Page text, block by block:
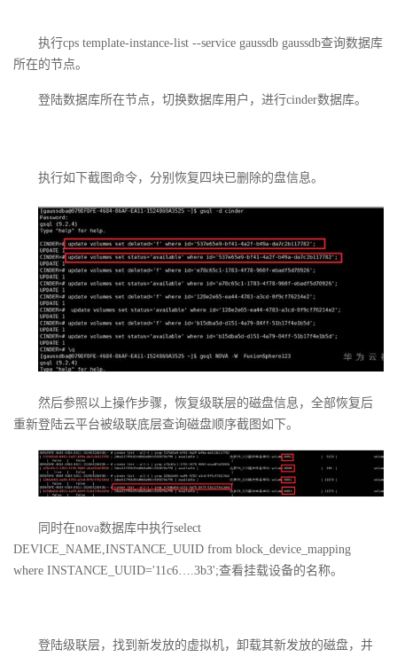
验
收
藏
议
执行cps template-instance-list --service gaussdb gaussdb查询数据库
所在的节点。
登陆数据库所在节点，切换数据库用户，进行cinder数据库。
执行如下截图命令，分别恢复四块已删除的盘信息。
然后参照以上操作步骤，恢复级联层的磁盘信息，全部恢复后
重新登陆云平台被级联底层查询磁盘顺序截图如下。
同时在nova数据库中执行select
DEVICE_NAME,INSTANCE_UUID from block_device_mapping
where INSTANCE_UUID='11c6….3b3';查看挂载设备的名称。
登陆级联层，找到新发放的虚拟机，卸载其新发放的磁盘，并